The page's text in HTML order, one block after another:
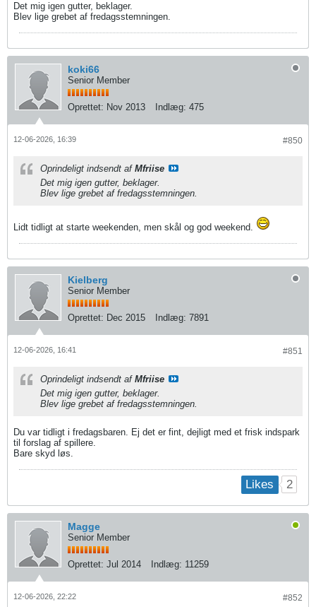
Det mig igen gutter, beklager.
Blev lige grebet af fredagsstemningen.
koki66
Senior Member
Oprettet: Nov 2013 Indlæg: 475
#850
12-06-2026, 16:39
Oprindeligt indsendt af Mfriise
Det mig igen gutter, beklager.
Blev lige grebet af fredagsstemningen.
Lidt tidligt at starte weekenden, men skål og god weekend.
Kielberg
Senior Member
Oprettet: Dec 2015 Indlæg: 7891
#851
12-06-2026, 16:41
Oprindeligt indsendt af Mfriise
Det mig igen gutter, beklager.
Blev lige grebet af fredagsstemningen.
Du var tidligt i fredagsbaren. Ej det er fint, dejligt med et frisk indspark
til forslag af spillere.
Bare skyd løs.
Likes 2
Magge
Senior Member
Oprettet: Jul 2014 Indlæg: 11259
#852
12-06-2026, 22:22